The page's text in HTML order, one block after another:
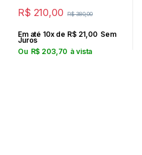
R$ 210,00 R$380,00
Em até 10x de R$21,00 Sem
Juros
Ou R$ 203,70 à vista